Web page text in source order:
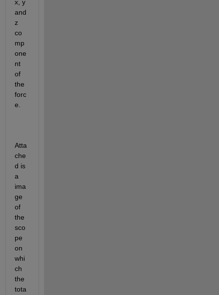
x, y
and
z
co
mp
one
nt
of
the
forc
e.
Atta
che
d is
a
ima
ge
of
the
sco
pe
on
whi
ch
the
tota